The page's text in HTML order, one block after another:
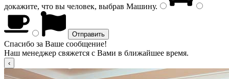
докажите, что вы человек, выбрав Машину.
Спасибо за Ваше сообщение!
Наш менеджер свяжется с Вами в ближайшее время.